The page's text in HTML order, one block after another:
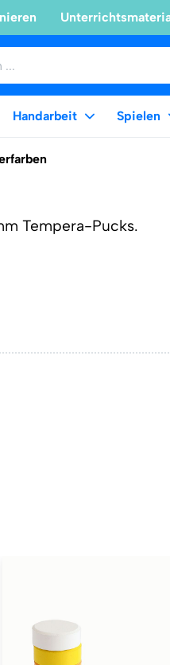
Handarbeit Spielen
Tempera-Pucks.